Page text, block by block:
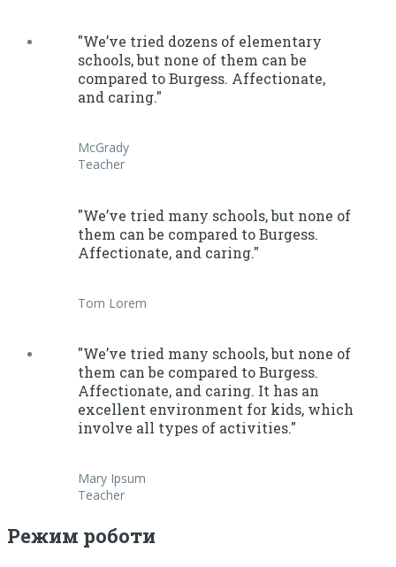
"We’ve tried dozens of elementary
schools, but none of them can be
compared to Burgess. Affectionate,
and caring."
McGrady
Teacher
"We’ve tried many schools, but none of
them can be compared to Burgess.
Affectionate, and caring."
Tom Lorem
"We’ve tried many schools, but none of
them can be compared to Burgess.
Affectionate, and caring. It has an
excellent environment for kids, which
involve all types of activities."
Mary Ipsum
Teacher
Режим роботи